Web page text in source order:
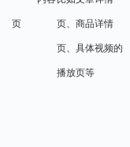
页 页、商品详情
页、具体视频的
播放页等